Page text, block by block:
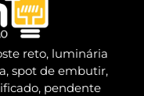
reto, luminária
spot de embutir,
pendente